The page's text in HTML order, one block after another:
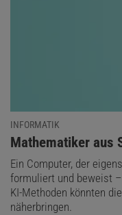
LÖSUNG ANZEIGEN
Diesen Artikel empfehlen:
INFORMATIK
:
Mathematiker aus
Ein Computer, der
formuliert und beweist
KI-Methoden könnten
näherbringen.